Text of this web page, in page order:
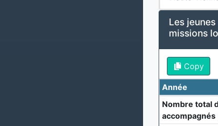
Les
missions
Copy
Année
Nombre total
accompagnés